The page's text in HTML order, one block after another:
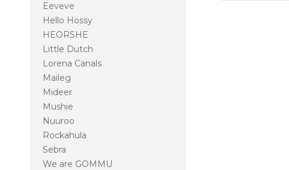
Eeveve
Hello Hossy
HEORSHE
Little Dutch
Lorena Canals
Maileg
Mideer
Mushie
Nuuroo
Rockahula
Sebra
We are GOMMU